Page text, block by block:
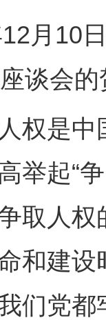
10日
谈会的
是中
举起“
取人
和建
们党